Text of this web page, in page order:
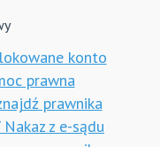
konto
prawna
prawnika
z e-sądu